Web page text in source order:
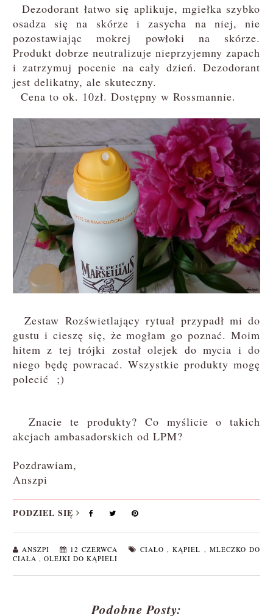
Dezodorant łatwo się aplikuje, mgiełka szybko
osadza się na skórze i zasycha na niej, nie
pozostawiając mokrej powłoki na skórze.
Produkt dobrze neutralizuje nieprzyjemny zapach
i zatrzymuj pocenie na cały dzień. Dezodorant
jest delikatny, ale skuteczny.
Cena to ok. 10zł. Dostępny w Rossmannie.
Zestaw Rozświetlający rytuał przypadł mi do
gustu i cieszę się, że mogłam go poznać. Moim
hitem z tej trójki został olejek do mycia i do
niego będę powracać. Wszystkie produkty mogę
polecić
;)
Znacie te produkty? Co myślicie o takich
akcjach ambasadorskich od LPM?
Pozdrawiam,
Anszpi
PODZIEL SIĘ
ANSZPI 12 CZERWCA CIAŁO ,KĄPIEL , MLECZKO DO
CIAŁA , OLEJKI DO KĄPIELI
Podobne Posty: